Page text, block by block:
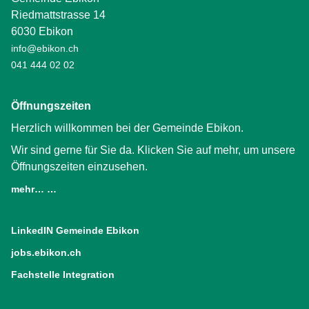
Riedmattstrasse 14
6030 Ebikon
info@ebikon.ch
041 444 02 02
Öffnungszeiten
Herzlich willkommen bei der Gemeinde Ebikon.
Wir sind gerne für Sie da. Klicken Sie auf mehr, um unsere
Öffnungszeiten einzusehen.
mehr… …
LinkedIN Gemeinde Ebikon
jobs.ebikon.ch
Fachstelle Integration